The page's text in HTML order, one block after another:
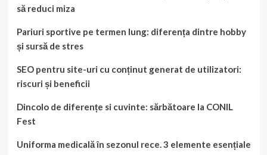
să reduci miza
Pariuri sportive pe termen lung: diferența dintre hobby
și sursă de stres
SEO pentru site-uri cu conținut generat de utilizatori:
riscuri și beneficii
Dincolo de diferențe si cuvinte: sărbătoare la CONIL
Fest
Uniforma medicală în sezonul rece. 3 elemente esențiale